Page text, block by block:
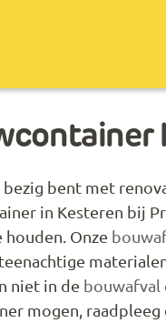
bezig bent met
in Kesteren bij
houden. Onze
niet in de bouwafval
mogen,